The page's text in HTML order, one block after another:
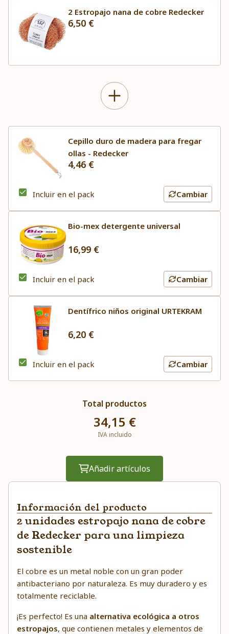
2 Estropajo nana de cobre Redecker
6,50 €
Cepillo duro de madera para fregar
ollas - Redecker
4,46 €
Incluir en el pack Cambiar
Bio-mex detergente universal
16,99 €
Incluir en el pack Cambiar
Dentífrico niños original URTEKRAM
6,20 €
Incluir en el pack Cambiar
Total productos
34,15 €
IVA incluido
Añadir artículos
Información del producto
2 unidades estropajo nana de cobre
de Redecker para una limpieza
sostenible
El cobre es un metal noble con un gran poder
antibacteriano por naturaleza. Es muy duradero y es
totalmente reciclable.
¡Es perfecto! Es una alternativa ecológica a otros
estropajos, que contienen metales y elementos de